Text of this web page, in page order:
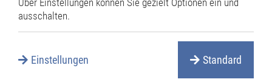
Navigation
Öffnungszeiten
ausschalten.
Einstellungen Standard